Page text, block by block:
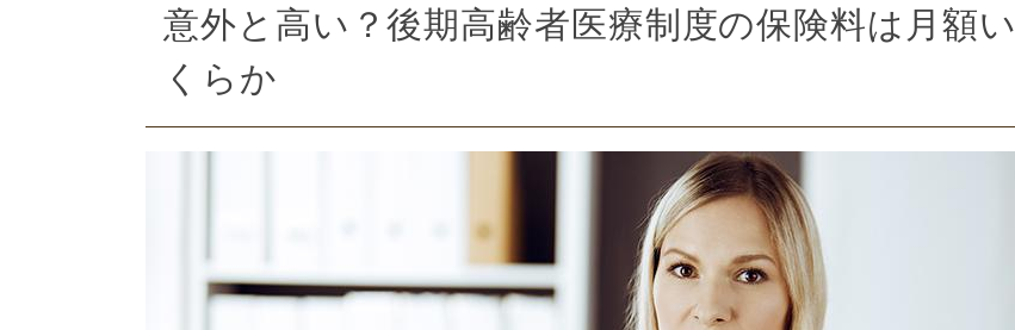
意外と高い？後期高齢者医療制度の保険料は月額い
くらか